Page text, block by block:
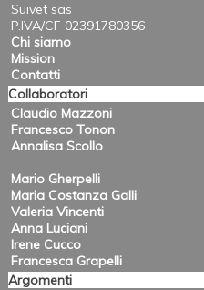
Suivet sas
P.IVA/CF 02391780356
Chi siamo
Mission
Contatti
Collaboratori
Claudio Mazzoni
Francesco Tonon
Annalisa Scollo
Mario Gherpelli
Maria Costanza Galli
Valeria Vincenti
Anna Luciani
Irene Cucco
Francesca Grapelli
Argomenti